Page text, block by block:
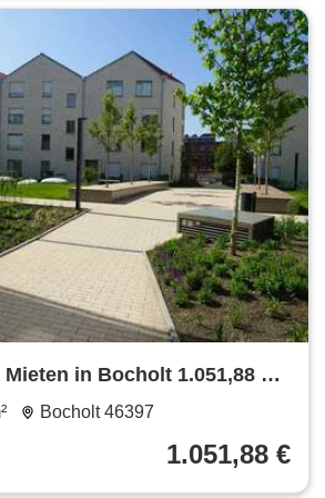
in Bocholt 1.051,88 €
Bocholt 46397
1.051,88 €